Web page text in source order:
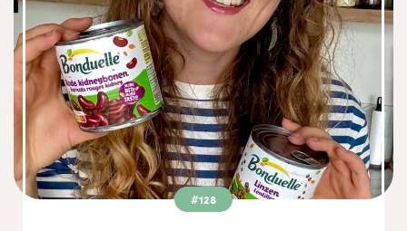
#128